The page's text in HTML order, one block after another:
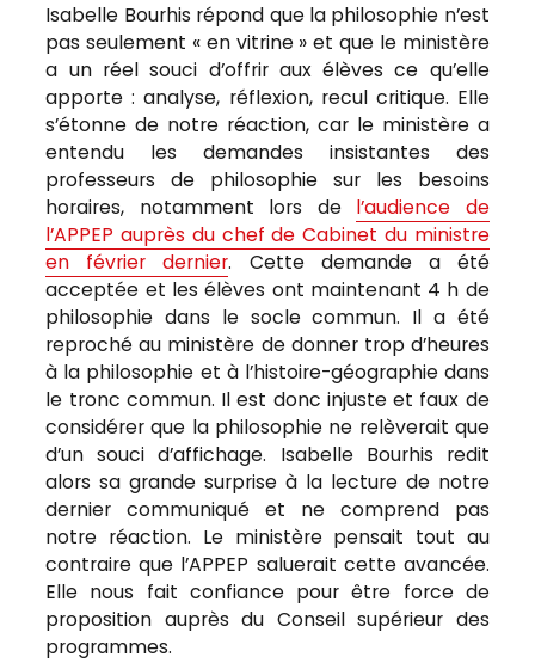
Isabelle Bourhis répond que la philosophie n’est
pas seulement « en vitrine » et que le ministère
a un réel souci d’offrir aux élèves ce qu’elle
apporte : analyse, réflexion, recul critique. Elle
s’étonne de notre réaction, car le ministère a
entendu les demandes insistantes des
professeurs de philosophie sur les besoins
horaires, notamment lors de l’audience de
l’APPEP auprès du chef de Cabinet du ministre
en février dernier. Cette demande a été
acceptée et les élèves ont maintenant 4 h de
philosophie dans le socle commun. Il a été
reproché au ministère de donner trop d’heures
à la philosophie et à l’histoire-géographie dans
le tronc commun. Il est donc injuste et faux de
considérer que la philosophie ne relèverait que
d’un souci d’affichage. Isabelle Bourhis redit
alors sa grande surprise à la lecture de notre
dernier communiqué et ne comprend pas
notre réaction. Le ministère pensait tout au
contraire que l’APPEP saluerait cette avancée.
Elle nous fait confiance pour être force de
proposition auprès du Conseil supérieur des
programmes.